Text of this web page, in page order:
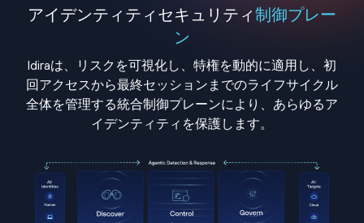
アイデンティティセキュリティ制御プレー
ン
Idiraは、リスクを可視化し、特権を動的に適用し、初
回アクセスから最終セッションまでのライフサイクル
全体を管理する統合制御プレーンにより、あらゆるア
イデンティティを保護します。